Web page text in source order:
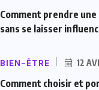
Comment prendre
sans se laisser
BIEN-ÊTRE 12
Comment choisir et